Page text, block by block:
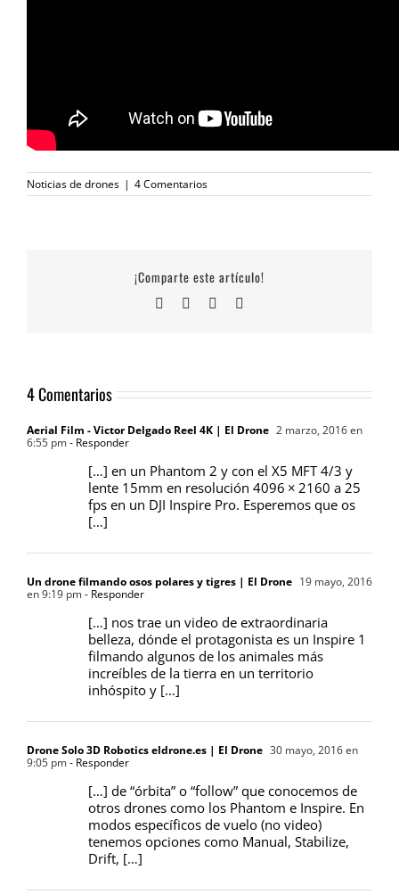
Noticias de drones | 4 Comentarios
¡Comparte este artículo!
Facebook LinkedIn
4 Comentarios
Aerial Film - Victor Delgado Reel 4K | El Drone 2 marzo, 2016 en
6:55 pm- Responder
[…] en un Phantom 2 y con el X5 MFT 4/3 y
lente 15mm en resolución 4096 × 2160 a 25
fps en un DJI Inspire Pro. Esperemos que os
[…]
Un drone filmando osos polares y tigres | El Drone 19 mayo, 2016
en 9:19 pm- Responder
[…] nos trae un video de extraordinaria
belleza, dónde el protagonista es un Inspire 1
filmando algunos de los animales más
increíbles de la tierra en un territorio
inhóspito y […]
Drone Solo 3D Robotics eldrone.es | El Drone 30 mayo, 2016 en
9:05 pm- Responder
[…] de “órbita” o “follow” que conocemos de
otros drones como los Phantom e Inspire. En
modos específicos de vuelo (no video)
tenemos opciones como Manual, Stabilize,
Drift, […]